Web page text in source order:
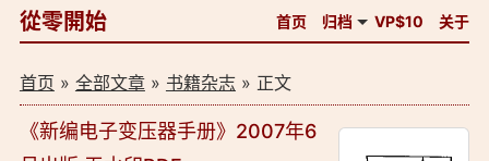
從零開始 首页 归档 VP$10 关于
首页 » 全部文章» 书籍杂志» 正文
《新编电子变压器手册》2007年6